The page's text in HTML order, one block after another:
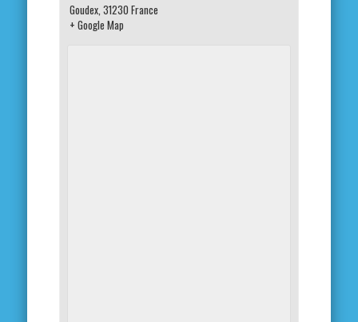
Goudex, 31230 France
+ Google Map